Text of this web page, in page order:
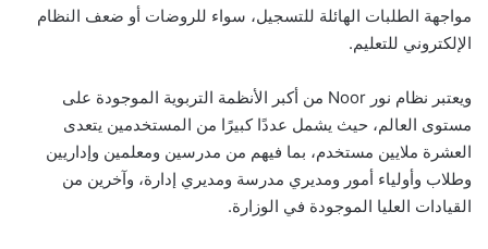
مواجهة الطلبات الهائلة للتسجيل، سواء للروضات أو ضعف النظام
الإلكتروني للتعليم.
ويعتبر نظام نور Noor من أكبر الأنظمة التربوية الموجودة على
مستوى العالم، حيث يشمل عددًا كبيرًا من المستخدمين يتعدى
العشرة ملايين مستخدم، بما فيهم من مدرسين ومعلمين وإداريين
وطلاب وأولياء أمور ومديري مدرسة ومديري إدارة، وآخرين من
القيادات العليا الموجودة في الوزارة.